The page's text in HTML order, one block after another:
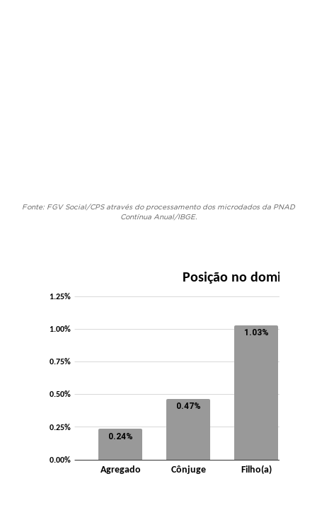
Fonte: FGV Social/CPS através do processamento dos microdados da PNAD
Contínua Anual/IBGE.